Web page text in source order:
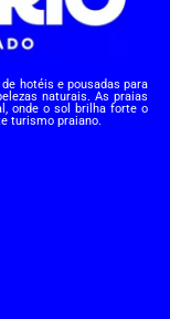
hotéis e pousadas para
naturais. As praias
onde o sol brilha forte o
turismo praiano.